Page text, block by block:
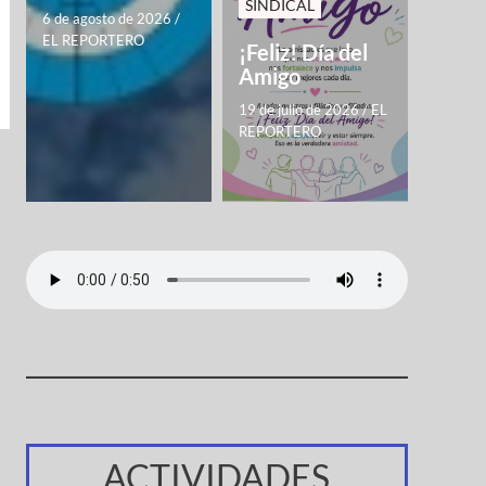
6 de agosto de 2026/
EL REPORTERO
SINDICAL
¡Feliz! Día del
Amigo
19 de julio de 2026/EL
REPORTERO
ACTIVIDADES